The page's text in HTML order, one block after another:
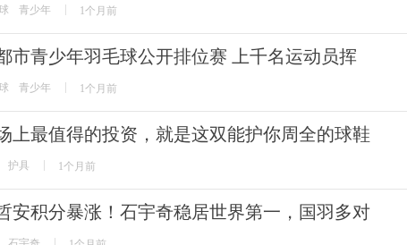
青少年 1个月前
市青少年羽毛球公开排位赛 上千名运动员挥
青少年 1个月前
上最值得的投资，就是这双能护你周全的球鞋
护具 1个月前
安积分暴涨！石宇奇稳居世界第一，国羽多对